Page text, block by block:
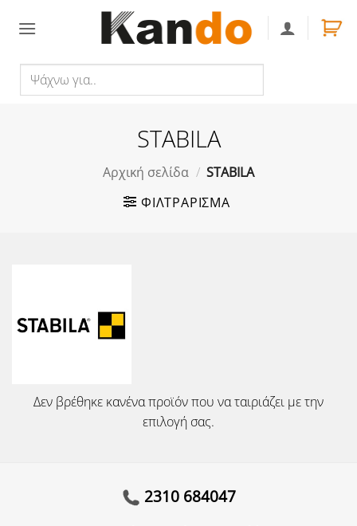
για..
STABILA
Αρχική σελίδα / STABILA
ΦΙΛΤΡΆΡΙΣΜΑ
Δεν βρέθηκε κανένα προϊόν που να ταιριάζει με την
επιλογή σας.
2310 684047